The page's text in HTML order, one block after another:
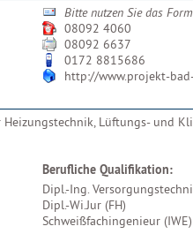
Bitte nutzen Sie das
08092 4060
08092 6637
0172 8815686
http://www.projekt-
Lüftungs- und
Berufliche Qualifikation:
Dipl.-Ing.
Dipl.-Wi.Jur (FH)
Schweißfachingenieur (IWE)